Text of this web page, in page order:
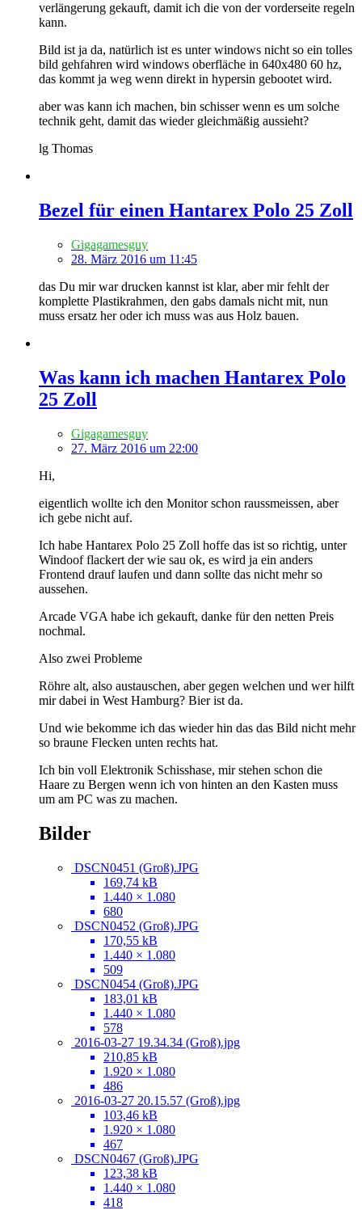
verlängerung gekauft, damit ich die von der vorderseite regeln
kann.
Bild ist ja da, natürlich ist es unter windows nicht so ein tolles
bild gehfahren wird windows oberfläche in 640x480 60 hz,
das kommt ja weg wenn direkt in hypersin gebootet wird.
aber was kann ich machen, bin schisser wenn es um solche
technik geht, damit das wieder gleichmäßig aussieht?
lg Thomas
Bezel für einen Hantarex Polo 25 Zoll
Gigagamesguy
28. März 2016 um 11:45
das Du mir war drucken kannst ist klar, aber mir fehlt der
komplette Plastikrahmen, den gabs damals nicht mit, nun
muss ersatz her oder ich muss was aus Holz bauen.
Was kann ich machen Hantarex Polo
25 Zoll
Gigagamesguy
27. März 2016 um 22:00
Hi,
eigentlich wollte ich den Monitor schon raussmeissen, aber
ich gebe nicht auf.
Ich habe Hantarex Polo 25 Zoll hoffe das ist so richtig, unter
Windoof flackert der wie sau ok, es wird ja ein anders
Frontend drauf laufen und dann sollte das nicht mehr so
aussehen.
Arcade VGA habe ich gekauft, danke für den netten Preis
nochmal.
Also zwei Probleme
Röhre alt, also austauschen, aber gegen welchen und wer hilft
mir dabei in West Hamburg? Bier ist da.
Und wie bekomme ich das wieder hin das das Bild nicht mehr
so braune Flecken unten rechts hat.
Ich bin voll Elektronik Schisshase, mir stehen schon die
Haare zu Bergen wenn ich von hinten an den Kasten muss
um am PC was zu machen.
Bilder
DSCN0451 (Groß).JPG
169,74 kB
1.440 × 1.080
680
DSCN0452 (Groß).JPG
170,55 kB
1.440 × 1.080
509
DSCN0454 (Groß).JPG
183,01 kB
1.440 × 1.080
578
2016-03-27 19.34.34 (Groß).jpg
210,85 kB
1.920 × 1.080
486
2016-03-27 20.15.57 (Groß).jpg
103,46 kB
1.920 × 1.080
467
DSCN0467 (Groß).JPG
123,38 kB
1.440 × 1.080
418